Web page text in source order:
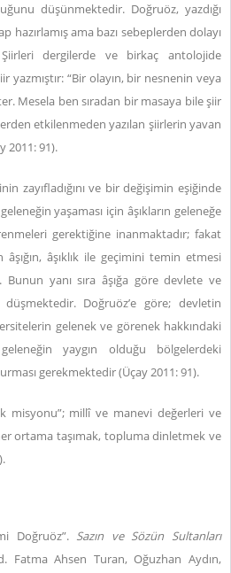
düşünmektedir. Doğruöz, yazdığı
ama bazı sebeplerden dolayı
Şiirleri dergilerde ve birkaç antolojide
yazmıştır: “Bir olayın, bir nesnenin veya
Mesela ben sıradan bir masaya bile şiir
etkilenmeden yazılan şiirlerin yavan
2011: 91).
zayıfladığını ve bir değişimin eşiğinde
yaşaması için âşıkların geleneğe
gerektiğine inanmaktadır; fakat
âşıklık ile geçimini temin etmesi
yanı sıra âşığa göre devlete ve
Doğruöz’e göre; devletin
gelenek ve görenek hakkındaki
geleneğin yaygın olduğu bölgelerdeki
gerekmektedir (Üçay 2011: 91).
misyonu”; millî ve manevi değerleri ve
ortama taşımak, topluma dinletmek ve
Doğruöz”. Sazın ve Sözün Sultanları
Fatma Ahsen Turan, Oğuzhan Aydın,